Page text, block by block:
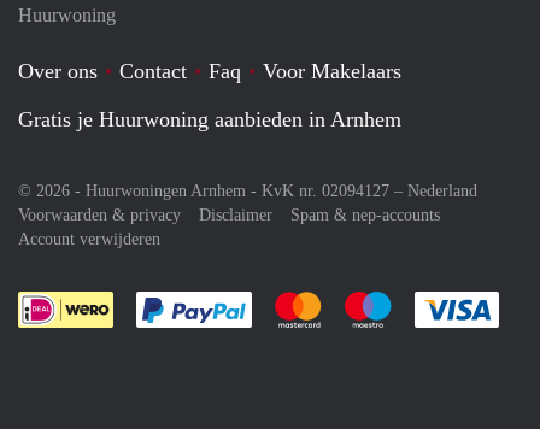
Huurwoning
Over ons Contact Faq
Voor Makelaars
Gratis je Huurwoning aanbieden in Arnhem
© 2026 - Huurwoningen Arnhem - KvK nr. 02094127 – Nederland
Voorwaarden & privacy
Disclaimer
Spam & nep-accounts
Account verwijderen
Je rekent gemakkelijk af met Paypal
Je rekent gemakkelijk af met
Je rekent